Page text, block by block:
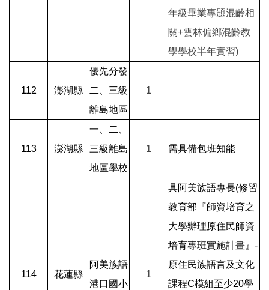
年級畢業專題混齡相
關+雲林偏鄉混齡教
學學校半年實習)
112 澎湖縣
優先分發
二、三級
離島地區
1
113 澎湖縣
一、二、
三級離島
地區學校
1 需具備包班知能
114 花蓮縣
阿美族語
港口國小
1
具阿美族語專長(修習
教育部『師資培育之
大學辦理原住民師資
培育專班實施計畫』-
原住民族語言及文化
課程C模組至少20學